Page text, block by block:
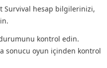
Survival hesap bilgilerinizi,
kontrol edin.
sonucu oyun içinden kontrol